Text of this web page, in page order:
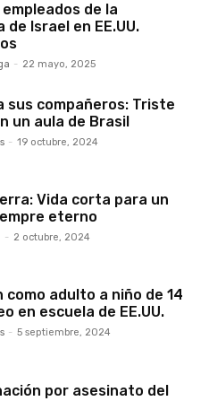
de la
de Israel en EE.UU.
- 22 mayo, 2025
sus compañeros: Triste
un aula de Brasil
- 19 octubre, 2024
Vida corta para un
eterno
- 2 octubre, 2024
como adulto a niño de 14
en escuela de EE.UU.
- 5 septiembre, 2024
por asesinato del